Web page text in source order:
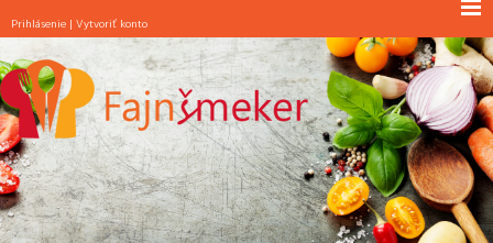
Prihlásenie | Vytvoriť konto
NOVINKY
RAŇAJKY
POLIEVKY
JEDLÁ S MÄSOM
JEDLÁ BEZ MÄSA